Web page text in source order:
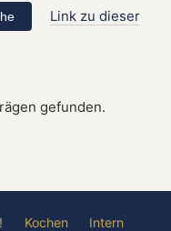
Link zu dieser
gefunden.
Kochen Intern